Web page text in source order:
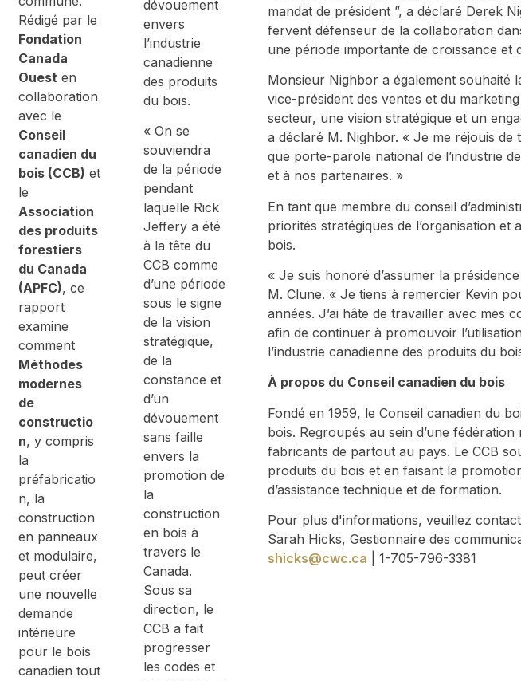
Rédigé par le
Fondation
Canada
Ouest en
collaboration
avec le
Conseil
canadien du
bois (CCB) et
le
Association
des produits
forestiers
du Canada
(APFC), ce
rapport
examine
comment
Méthodes
modernes
de
constructio
n, y compris
la
préfabricatio
n, la
construction
en panneaux
et modulaire,
peut créer
une nouvelle
demande
intérieure
pour le bois
canadien tout
dévouement
envers
l’industrie
canadienne
des produits
du bois.
« On se
souviendra
de la période
pendant
laquelle Rick
Jeffery a été
à la tête du
CCB comme
d’une période
sous le signe
de la vision
stratégique,
de la
constance et
d’un
dévouement
sans faille
envers la
promotion de
la
construction
en bois à
travers le
Canada.
Sous sa
direction, le
CCB a fait
progresser
les codes et
mandat de président ”, a déclaré Derek
fervent défenseur de la collaboration
une période importante de croissance et
Monsieur Nighbor a également souhaité
vice-président des ventes et du
secteur, une vision stratégique et un
a déclaré M. Nighbor. « Je me réjouis
que porte-parole national de l’industrie
et à nos partenaires. »
En tant que membre du conseil
priorités stratégiques de l’organisation
bois.
« Je suis honoré d’assumer la
M. Clune. « Je tiens à remercier Kevin
années. J’ai hâte de travailler avec mes
afin de continuer à promouvoir
l’industrie canadienne des produits du
À propos du Conseil canadien du bois
Fondé en 1959, le Conseil canadien du
bois. Regroupés au sein d’une
fabricants de partout au pays. Le CCB
produits du bois et en faisant la
d’assistance technique et de formation.
Pour plus d'informations, veuillez
Sarah Hicks, Gestionnaire des
shicks@cwc.ca | 1-705-796-3381